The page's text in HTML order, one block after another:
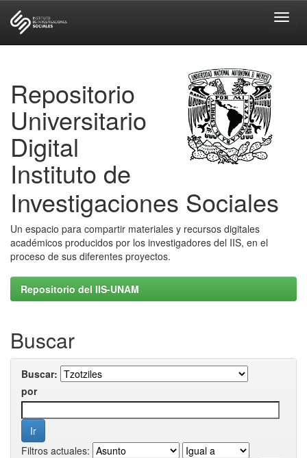
Repositorio
Universitario
Digital
Instituto de
Investigaciones Sociales
Un espacio para compartir materiales y recursos digitales
académicos producidos por los investigadores del IIS, en el
proceso de sus diferentes proyectos.
Repositorio del IIS-UNAM
Buscar
Buscar:
por
Filtros actuales: